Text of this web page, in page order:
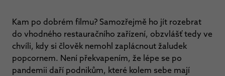
Kam po dobrém filmu? Samozřejmě ho jít rozebrat
do vhodného restauračního zařízení, obzvlášť tedy ve
chvíli, kdy si člověk nemohl zaplácnout žaludek
popcornem. Není překvapením, že lépe se po
pandemii daří podnikům, které kolem sebe mají